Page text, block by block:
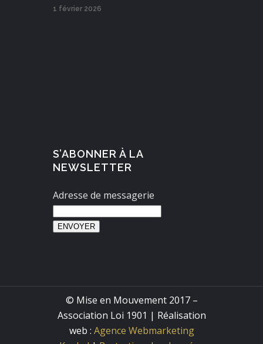
1 février 2026
S’ABONNER À LA
NEWSLETTER
Adresse de messagerie
ENVOYER
© Mise en Mouvement 2017 –
Association Loi 1901 | Réalisation
web : Agence Webmarketing